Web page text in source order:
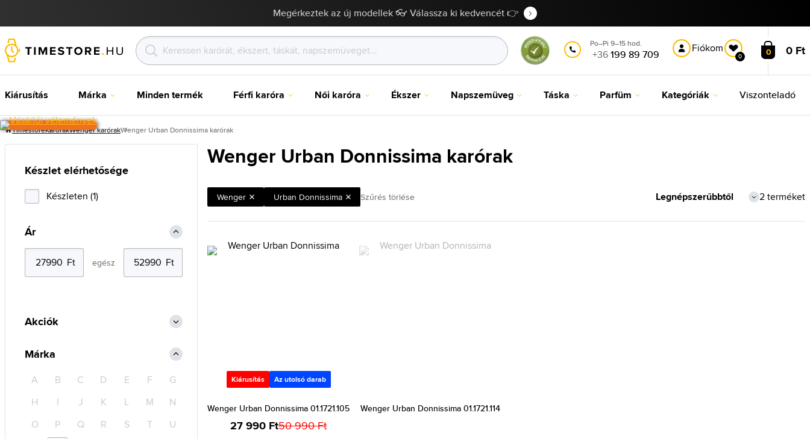
Megérkeztek az új modellek 👓 Válassza ki kedvencét 👉
Po–Pi 9–15 hod.
+36199 89 709 Fiókom
0 0 0 Ft
Kiárusítás Márka Minden termék Férfi karóra Női karóra Ékszer Napszemüveg Táska Parfüm Kategóriák Viszonteladó
TimestoreKarórakWenger karórakWenger Urban Donnissima karórak
Wenger Urban Donnissima karórak
Wenger Urban Donnissima Szűrés törlése 2 terméket
Kiárusítás Az utolsó darab
Wenger Urban Donnissima 01.1721.105
27 990 Ft50 990 Ft
Wenger Urban Donnissima 01.1721.114
Készlet elérhetősége
Készleten (1)
Ár
egész
Akciók
Márka
A B C D E F
G
H
I J K L M
N
O
P Q R S T
U